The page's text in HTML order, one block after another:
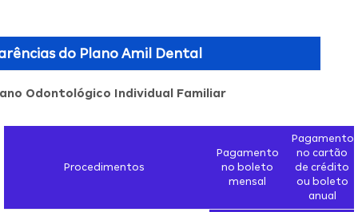
do Plano Amil Dental
Odontológico Individual Familiar
Procedimentos
Pagamento
no boleto
mensal
Pagamento
no cartão
de crédito
ou boleto
anual